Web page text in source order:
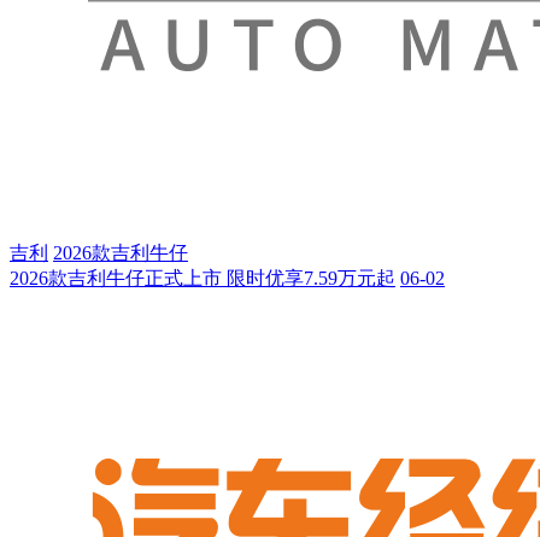
吉利 2026款吉利牛仔
2026款吉利牛仔正式上市 限时优享7.59万元起 06-02